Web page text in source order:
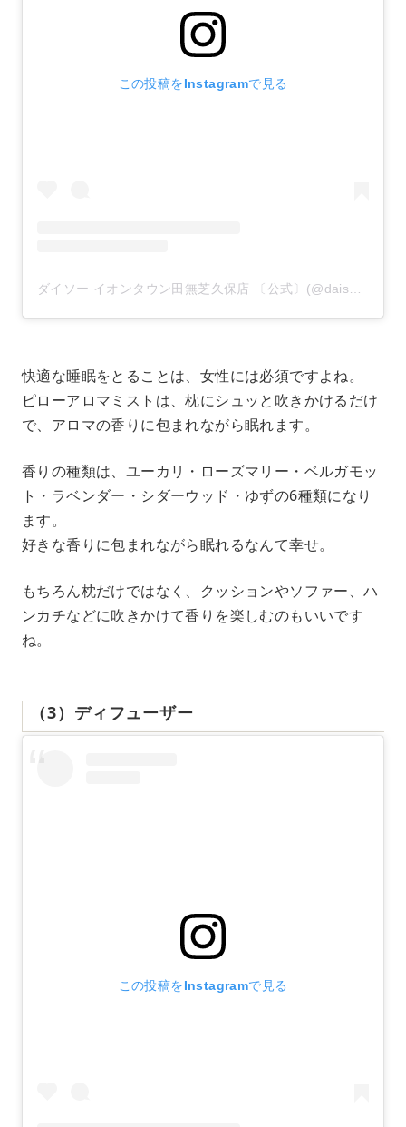
この投稿をInstagramで見る
快適な睡眠をとることは、女性には必須ですよね。
ピローアロマミストは、枕にシュッと吹きかけるだけ
で、アロマの香りに包まれながら眠れます。
香りの種類は、ユーカリ・ローズマリー・ベルガモッ
ト・ラベンダー・シダーウッド・ゆずの6種類になり
ます。
好きな香りに包まれながら眠れるなんて幸せ。
もちろん枕だけではなく、クッションやソファー、ハ
ンカチなどに吹きかけて香りを楽しむのもいいです
ね。
（3）ディフューザー
この投稿をInstagramで見る